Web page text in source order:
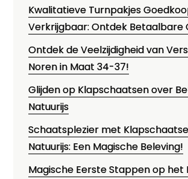
Kwalitatieve Turnpakjes
Verkrijgbaar: Ontdek Betaalbare
Ontdek de Veelzijdigheid van
Noren in Maat 34-37!
Glijden op Klapschaatsen over
Natuurijs
Schaatsplezier met
Natuurijs: Een Magische Beleving!
Magische Eerste Stappen op het